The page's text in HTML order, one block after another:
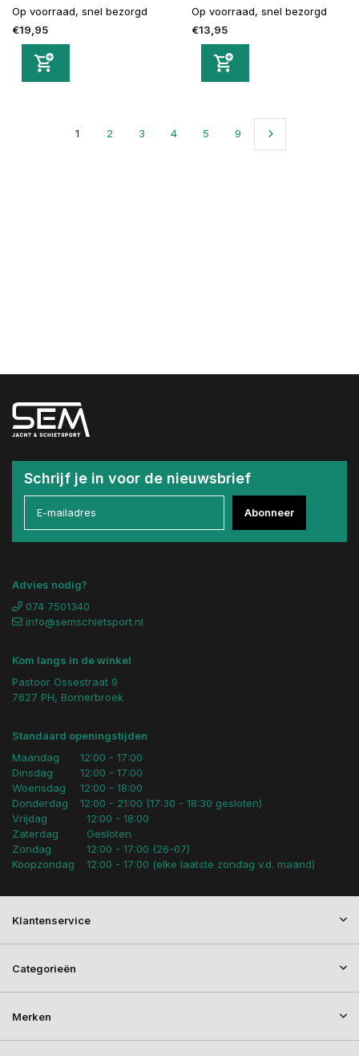
Op voorraad, snel bezorgd
€19,95
Op voorraad, snel bezorgd
€13,95
1 2 3 4 5 9
Schrijf je in voor de nieuwsbrief
Abonneer
Advies nodig?
074 7501340
info@semschietsport.nl
Kom langs in de winkel
Pastoor Ossestraat 9
7627 PH, Bornerbroek
Standaard openingstijden
Maandag
Dinsdag
Woensdag
Donderdag
12:00 - 17:00
12:00 - 17:00
12:00 - 18:00
12:00 - 21:00 (17:30 - 18:30 gesloten)
Vrijdag
Zaterdag
Zondag
Koopzondag
12:00 - 18:00
Gesloten
12:00 - 17:00 (26-07)
12:00 - 17:00 (elke laatste zondag v.d. maand)
Klantenservice
Categorieën
Merken